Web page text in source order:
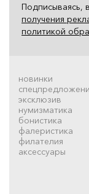
Подписываясь,
получения
политикой
новинки
эксклюзив
нумизматика
бонистика
фалеристика
филателия
аксессуары